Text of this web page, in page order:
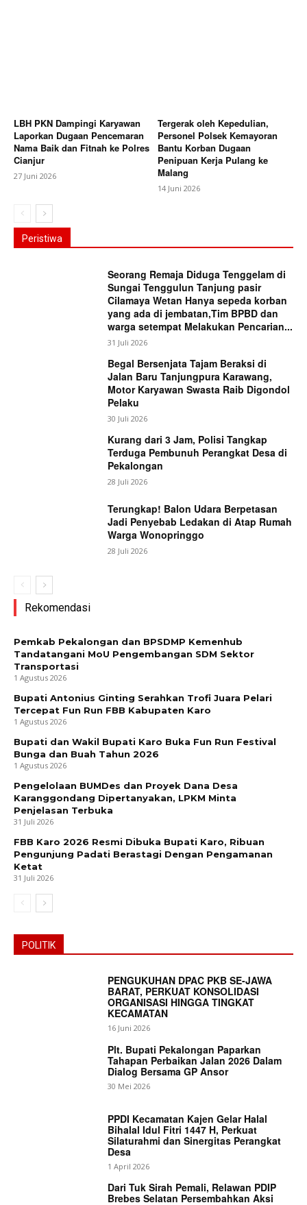
News Week
Magazine PRO
LBH PKN Dampingi Karyawan
Laporkan Dugaan Pencemaran
Nama Baik dan Fitnah ke Polres
Cianjur
27 Juni 2026
Tergerak oleh Kepedulian,
Personel Polsek Kemayoran
Bantu Korban Dugaan
Penipuan Kerja Pulang ke
Malang
14 Juni 2026
Peristiwa
Seorang Remaja Diduga Tenggelam di
Sungai Tenggulun Tanjung pasir
Cilamaya Wetan Hanya sepeda korban
yang ada di jembatan,Tim BPBD dan
warga setempat Melakukan Pencarian...
31 Juli 2026
Begal Bersenjata Tajam Beraksi di
Jalan Baru Tanjungpura Karawang,
Motor Karyawan Swasta Raib Digondol
Pelaku
30 Juli 2026
Kurang dari 3 Jam, Polisi Tangkap
Terduga Pembunuh Perangkat Desa di
Pekalongan
28 Juli 2026
Terungkap! Balon Udara Berpetasan
Jadi Penyebab Ledakan di Atap Rumah
Warga Wonopringgo
28 Juli 2026
Rekomendasi
Pemkab Pekalongan dan BPSDMP Kemenhub
Tandatangani MoU Pengembangan SDM Sektor
Transportasi
1 Agustus 2026
Bupati Antonius Ginting Serahkan Trofi Juara Pelari
Tercepat Fun Run FBB Kabupaten Karo
1 Agustus 2026
Bupati dan Wakil Bupati Karo Buka Fun Run Festival
Bunga dan Buah Tahun 2026
1 Agustus 2026
Pengelolaan BUMDes dan Proyek Dana Desa
Karanggondang Dipertanyakan, LPKM Minta
Penjelasan Terbuka
31 Juli 2026
FBB Karo 2026 Resmi Dibuka Bupati Karo, Ribuan
Pengunjung Padati Berastagi Dengan Pengamanan
Ketat
31 Juli 2026
POLITIK
PENGUKUHAN DPAC PKB SE-JAWA
BARAT, PERKUAT KONSOLIDASI
ORGANISASI HINGGA TINGKAT
KECAMATAN
16 Juni 2026
Plt. Bupati Pekalongan Paparkan
Tahapan Perbaikan Jalan 2026 Dalam
Dialog Bersama GP Ansor
30 Mei 2026
PPDI Kecamatan Kajen Gelar Halal
Bihalal Idul Fitri 1447 H, Perkuat
Silaturahmi dan Sinergitas Perangkat
Desa
1 April 2026
Dari Tuk Sirah Pemali, Relawan PDIP
Brebes Selatan Persembahkan Aksi